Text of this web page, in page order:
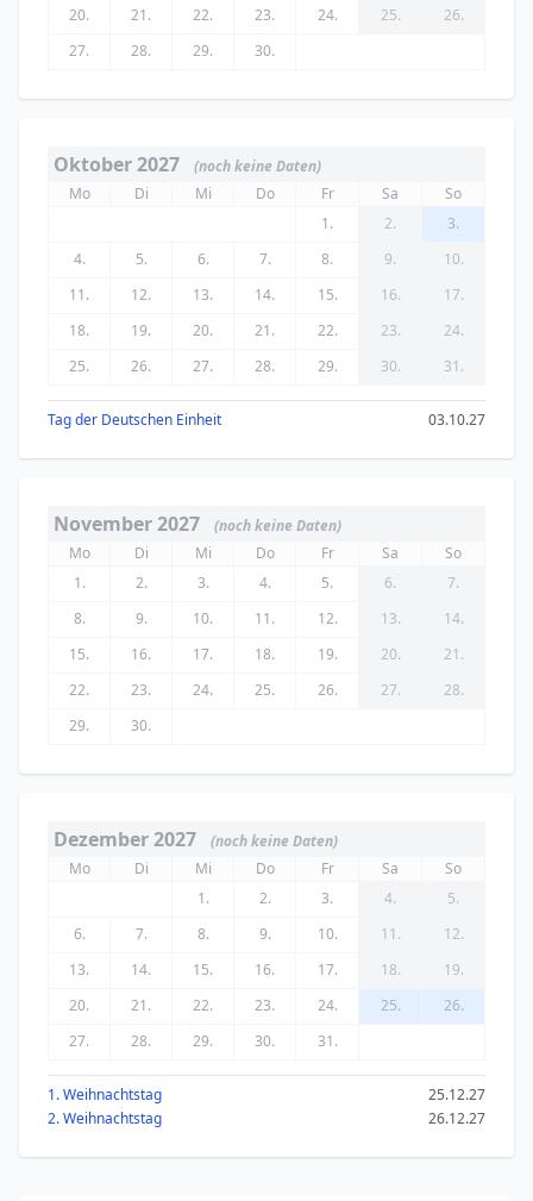
20.
21. 22. 23. 24. 25.
26.
27.
28. 29. 30.
Oktober 2027
(noch keine Daten)
Mo
Di Mi Do Fr Sa
So
1.
2.
3.
4.
5. 6. 7. 8. 9.
10.
11.
12. 13. 14. 15. 16.
17.
18.
19. 20. 21. 22. 23.
24.
25.
26. 27. 28. 29. 30. 31.
Tag der Deutschen Einheit 03.10.27
November 2027
(noch keine Daten)
Mo
Di Mi Do Fr Sa
So
1.
2. 3. 4. 5. 6.
7.
8.
9. 10. 11. 12. 13.
14.
15.
16. 17. 18. 19. 20.
21.
22.
23. 24. 25. 26. 27.
28.
29.
30.
Dezember 2027
(noch keine Daten)
Mo
Di Mi Do Fr Sa
So
1.
2. 3. 4.
5.
6.
7. 8. 9. 10. 11.
12.
13.
14. 15. 16. 17. 18.
19.
20.
21. 22. 23. 24. 25.
26.
27.
28. 29. 30. 31.
1. Weihnachtstag
25.12.27
2. Weihnachtstag
26.12.27